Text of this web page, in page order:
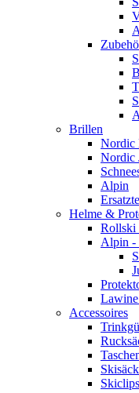
Brillen
Nordic
Nordic
Alpin
Helme &
Rollski
Alpin -
Accessoires
Skiclips